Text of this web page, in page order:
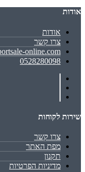
אודות
אודות
צרו קשר
online.com
0528280098
שירות לקוחות
צרו קשר
מפת האתר
תקנון
מדיניות הפרטיות